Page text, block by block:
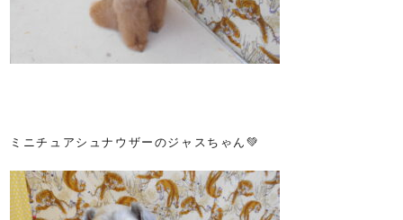
ミニチュアシュナウザーのジャスちゃん💚